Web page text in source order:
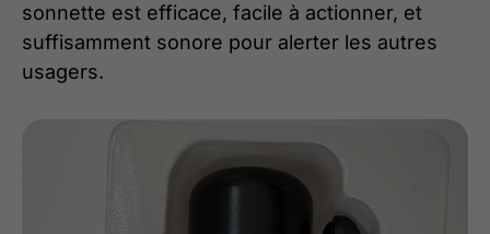
sonnette est efficace, facile à actionner, et
suffisamment sonore pour alerter les autres
usagers.